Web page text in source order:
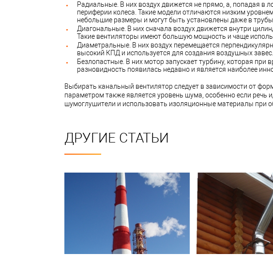
Радиальные. В них воздух движется не прямо, а, попадая в
периферии колеса. Такие модели отличаются низким
небольшие размеры и могут быть установлены даже в
Диагональные. В них сначала воздух движется внутри
Такие вентиляторы имеют большую мощность и чаще
Диаметральные. В них воздух перемещается
высокий КПД и используется для создания воздушных завес.
Безлопастные. В них мотор запускает турбину, которая при
разновидность появилась недавно и является наиболее
Выбирать канальный вентилятор следует в зависимости от
параметром также является уровень шума, особенно если
шумоглушители и использовать изоляционные материалы при
ДРУГИЕ СТАТЬИ